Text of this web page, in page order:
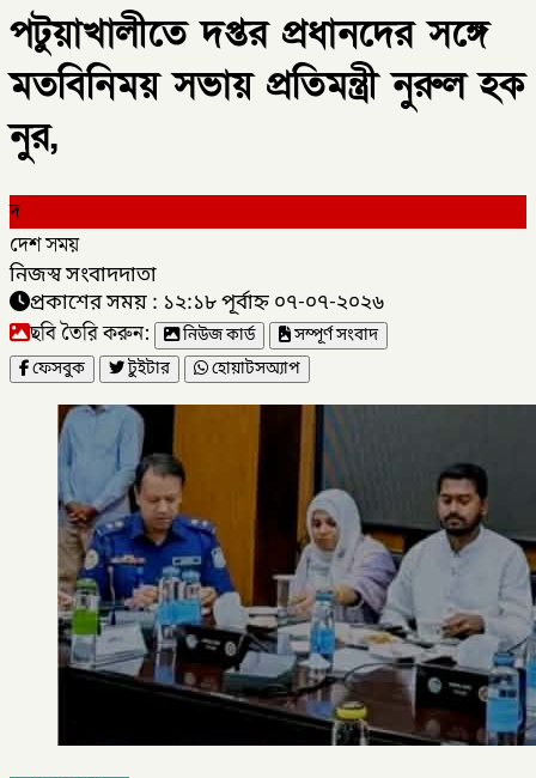
পটুয়াখালীতে দপ্তর প্রধানদের সঙ্গে
মতবিনিময় সভায় প্রতিমন্ত্রী নুরুল হক
নুর,
দ
দেশ সময়
নিজস্ব সংবাদদাতা
প্রকাশের সময় : ১২:১৮ পূর্বাহ্ন ০৭-০৭-২০২৬
ছবি তৈরি করুন: নিউজ কার্ড
সম্পূর্ণ সংবাদ
ফেসবুক
টুইটার হোয়াটসঅ্যাপ